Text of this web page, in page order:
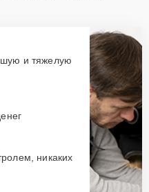
и тяжелую
никаких